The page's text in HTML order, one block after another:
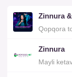
Zinnura
Qopqora
Zinnura
Mayli